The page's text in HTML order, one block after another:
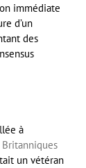
immédiate
d’un
des
à
Britanniques
un vétéran